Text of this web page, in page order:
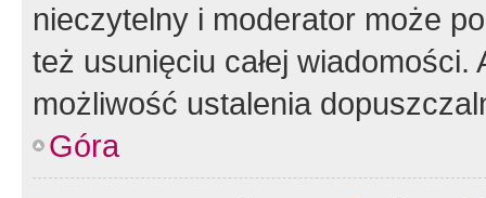
nieczytelny i moderator może
też usunięciu całej
możliwość ustalenia
Góra